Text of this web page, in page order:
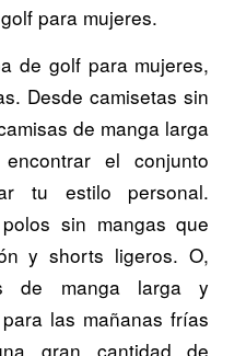
para mujeres.
de golf para mujeres,
Desde camisetas sin
de manga larga
el conjunto
tu estilo personal.
sin mangas que
y shorts ligeros. O,
de manga larga y
las mañanas frías
gran cantidad de